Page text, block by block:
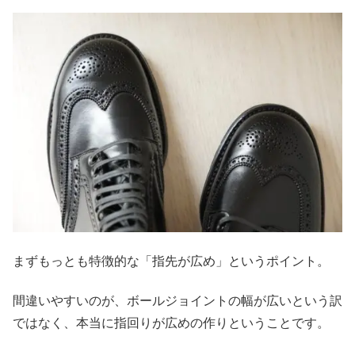
まずもっとも特徴的な「指先が広め」というポイント。
間違いやすいのが、ボールジョイントの幅が広いという訳
ではなく、本当に指回りが広めの作りということです。